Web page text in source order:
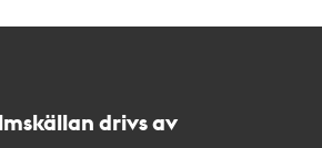
drivs av